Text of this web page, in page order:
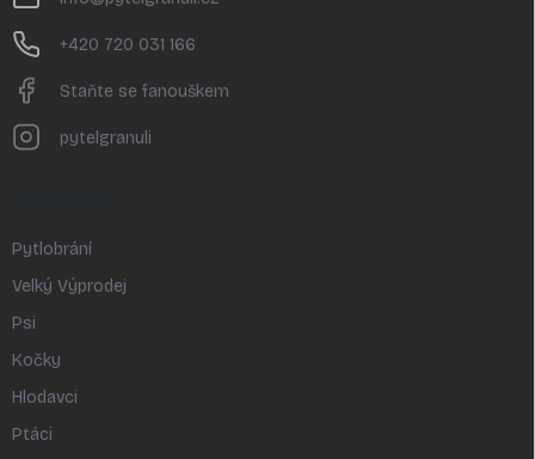
+420 720 031 166
Staňte se fanouškem
pytelgranuli
Pytlobrání
Velký Výprodej
Psi
Kočky
Hlodavci
Ptáci